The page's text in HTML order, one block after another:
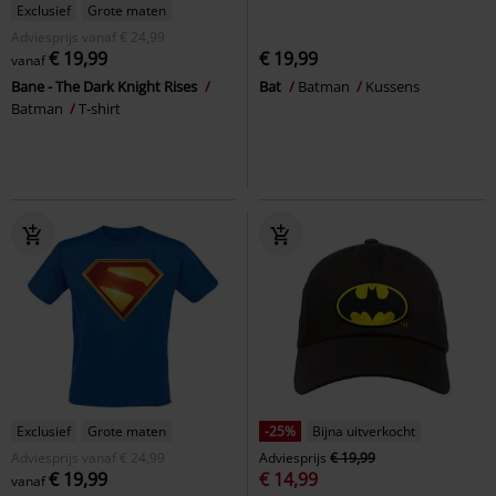
Exclusief
Grote maten
Adviesprijs
vanaf € 24,99
vanaf€ 19,99
Bane - The Dark Knight Rises
Batman
T-shirt
€ 19,99
Bat Batman Kussens
Exclusief
Grote maten
Adviesprijs
vanaf € 24,99
vanaf€ 19,99
-25%
Bijna uitverkocht
Adviesprijs € 19,99
€ 14,99